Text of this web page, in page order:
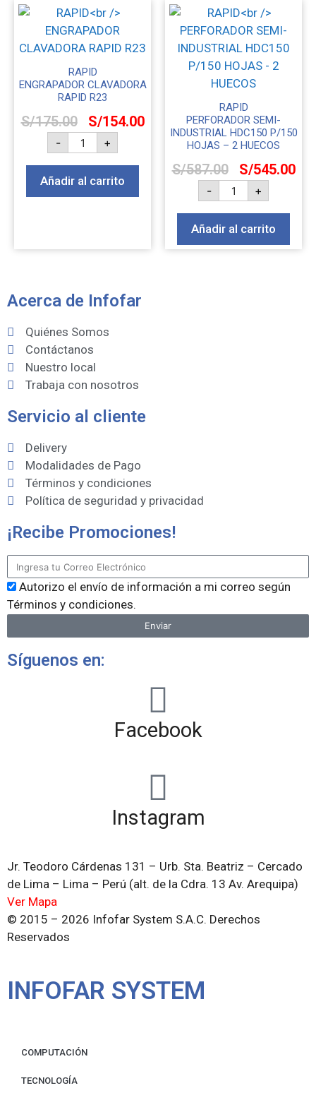
RAPID
ENGRAPADOR CLAVADORA
RAPID R23
S/175.00 S/154.00
- +
Añadir al carrito
RAPID
PERFORADOR SEMI-
INDUSTRIAL HDC150 P/150
HOJAS – 2 HUECOS
S/587.00 S/545.00
- +
Añadir al carrito
Acerca de Infofar
Quiénes Somos
Contáctanos
Nuestro local
Trabaja con nosotros
Servicio al cliente
Delivery
Modalidades de Pago
Términos y condiciones
Política de seguridad y privacidad
¡Recibe Promociones!
Autorizo el envío de información a mi correo según
Términos y condiciones.
Enviar
Síguenos en:
Facebook
Instagram
Jr. Teodoro Cárdenas 131 – Urb. Sta. Beatriz – Cercado
de Lima – Lima – Perú (alt. de la Cdra. 13 Av. Arequipa)
Ver Mapa
© 2015 – 2026 Infofar System S.A.C. Derechos
Reservados
INFOFAR SYSTEM
COMPUTACIÓN
TECNOLOGÍA